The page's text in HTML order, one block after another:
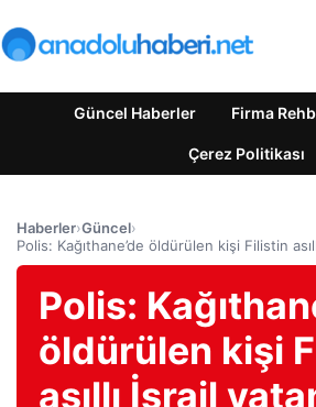
Güncel Haberler Firma
Çerez Politikası
Haberler›Güncel›
Polis: Kağıthane’de öldürülen kişi Filistin
Polis:
öldürülen kişi
asıllı İsrail